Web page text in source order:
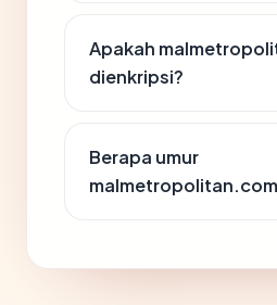
Apakah
dienkripsi?
Berapa umur